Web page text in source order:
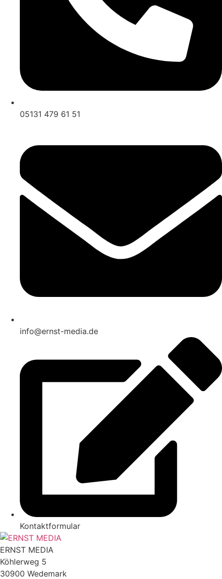
05131 479 61 51
info@ernst-media.de
Kontaktformular
ERNST MEDIA
Köhlerweg 5
30900 Wedemark